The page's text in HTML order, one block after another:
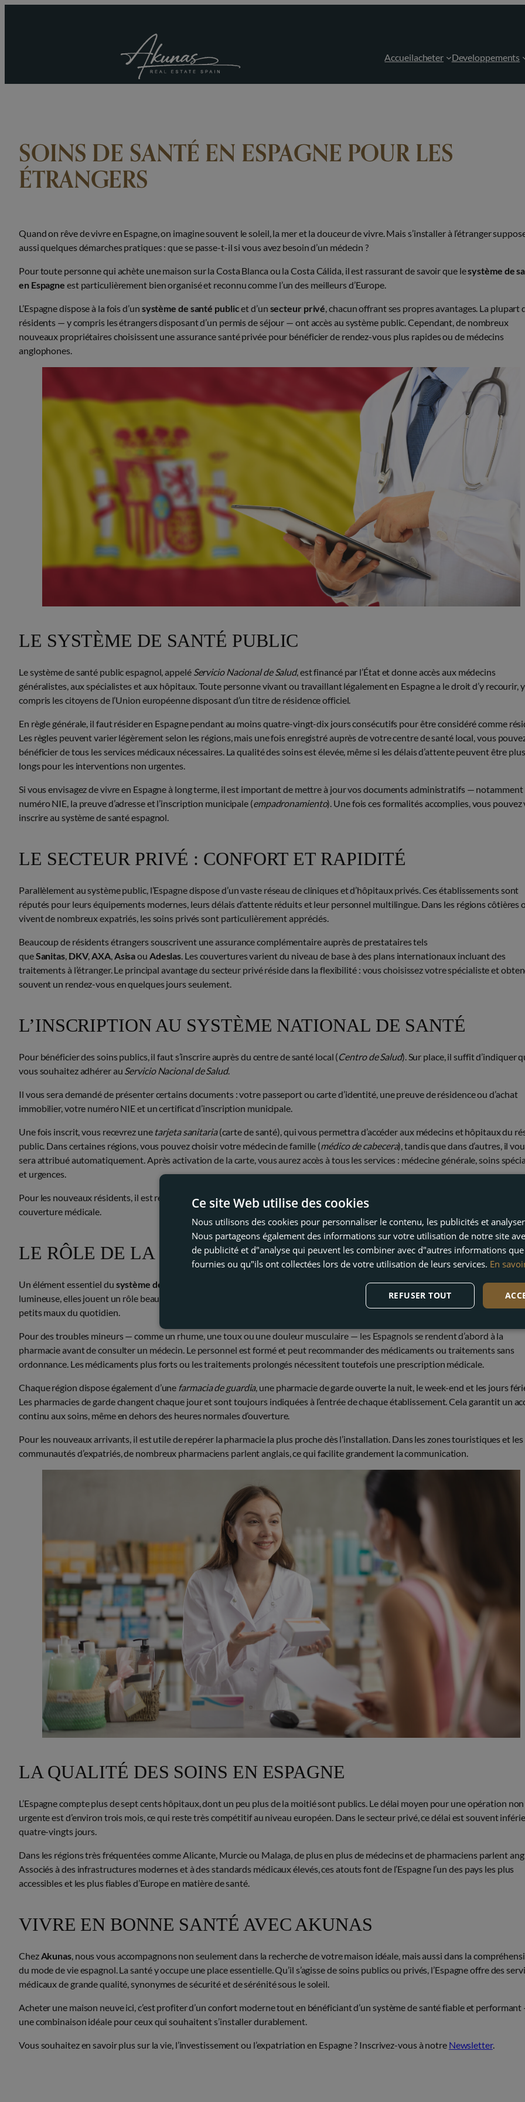
Accueilacheter Developpements
SOINS DE SANTÉ EN ESPAGNE POUR LES
ÉTRANGERS
Quand on rêve de vivre en Espagne, on imagine souvent le soleil, la mer et la douceur de vivre. Mais s’installer à l’étranger
aussi quelques démarches pratiques : que se passe-t-il si vous avez besoin d’un médecin ?
Pour toute personne qui achète une maison sur la Costa Blanca ou la Costa Cálida, il est rassurant de savoir que lesystème de
en Espagne est particulièrement bien organisé et reconnu comme l’un des meilleurs d’Europe.
L’Espagne dispose à la fois d’un système de santé publicet d’un secteur privé, chacun offrant ses propres avantages. La plupart
résidents — y compris les étrangers disposant d’un permis de séjour — ont accès au système public. Cependant, de nombreux
nouveaux propriétaires choisissent une assurance santé privée pour bénéficier de rendez-vous plus rapides ou de médecins
anglophones.
LE SYSTÈME DE SANTÉ PUBLIC
Le système de santé public espagnol, appelé Servicio Nacional de Salud, est financé par l’État et donne accès aux médecins
généralistes, aux spécialistes et aux hôpitaux. Toute personne vivant ou travaillant légalement en Espagne a le droit d’y recourir, y
compris les citoyens de l’Union européenne disposant d’un titre de résidence officiel.
En règle générale, il faut résider en Espagne pendant au moins quatre-vingt-dix jours consécutifs pour être considéré comme
Les règles peuvent varier légèrement selon les régions, mais une fois enregistré auprès de votre centre de santé local, vous
bénéficier de tous les services médicaux nécessaires. La qualité des soins est élevée, même si les délais d’attente peuvent être plus
longs pour les interventions non urgentes.
Si vous envisagez de vivre en Espagne à long terme, il est important de mettre à jour vos documents administratifs — notamment
numéro NIE, la preuve d’adresse et l’inscription municipale (empadronamiento). Une fois ces formalités accomplies, vous pouvez
inscrire au système de santé espagnol.
LE SECTEUR PRIVÉ : CONFORT ET RAPIDITÉ
Parallèlement au système public, l’Espagne dispose d’un vaste réseau de cliniques et d’hôpitaux privés. Ces établissements sont
réputés pour leurs équipements modernes, leurs délais d’attente réduits et leur personnel multilingue. Dans les régions côtières
vivent de nombreux expatriés, les soins privés sont particulièrement appréciés.
Beaucoup de résidents étrangers souscrivent une assurance complémentaire auprès de prestataires tels
queSanitas, DKV,AXA,Asisaou Adeslas. Les couvertures varient du niveau de base à des plans internationaux incluant des
traitements à l’étranger. Le principal avantage du secteur privé réside dans la flexibilité : vous choisissez votre spécialiste et
souvent un rendez-vous en quelques jours seulement.
L’INSCRIPTION AU SYSTÈME NATIONAL DE SANTÉ
Pour bénéficier des soins publics, il faut s’inscrire auprès du centre de santé local (Centro de Salud). Sur place, il suffit d’indiquer
vous souhaitez adhérer au Servicio Nacional de Salud.
Il vous sera demandé de présenter certains documents : votre passeport ou carte d’identité, une preuve de résidence ou d’achat
immobilier, votre numéro NIE et un certificat d’inscription municipale.
Une fois inscrit, vous recevrez une tarjeta sanitaria(carte de santé), qui vous permettra d’accéder aux médecins et hôpitaux du
public. Dans certaines régions, vous pouvez choisir votre médecin de famille (médico de cabecera), tandis que dans d’autres, il
sera attribué automatiquement. Après activation de la carte, vous aurez accès à tous les services : médecine générale, soins
et urgences.
Pour les nouveaux résidents, il est recommandé d’effectuer cette inscription dès l’arrivée afin de bénéficier rapidement de la
couverture médicale.
LE RÔLE DE LA PHARMACIE (FARMACIA) EN ESPAGNE
Un élément essentiel du système de santé en Espagne
. Faciles à reconnaître grâce à la croix verte
lumineuse, elles jouent un rôle beaucoup plus actif qu’ailleurs en Europe : le pharmacien est souvent le premier interlocuteur
petits maux du quotidien.
Pour des troubles mineurs — comme un rhume, une toux ou une douleur musculaire — les Espagnols se rendent d’abord à la
pharmacie avant de consulter un médecin. Le personnel est formé et peut recommander des médicaments ou traitements sans
ordonnance. Les médicaments plus forts ou les traitements prolongés nécessitent toutefois une prescription médicale.
Chaque région dispose également d’une farmacia de guardia, une pharmacie de garde ouverte la nuit, le week-end et les jours
Les pharmacies de garde changent chaque jour et sont toujours indiquées à l’entrée de chaque établissement. Cela garantit un
continu aux soins, même en dehors des heures normales d’ouverture.
Pour les nouveaux arrivants, il est utile de repérer la pharmacie la plus proche dès l’installation. Dans les zones touristiques et les
communautés d’expatriés, de nombreux pharmaciens parlent anglais, ce qui facilite grandement la communication.
LA QUALITÉ DES SOINS EN ESPAGNE
L’Espagne compte plus de sept cents hôpitaux, dont un peu plus de la moitié sont publics. Le délai moyen pour une opération non
urgente est d’environ trois mois, ce qui reste très compétitif au niveau européen. Dans le secteur privé, ce délai est souvent
quatre-vingts jours.
Dans les régions très fréquentées comme Alicante, Murcie ou Malaga, de plus en plus de médecins et de pharmaciens parlent
Associés à des infrastructures modernes et à des standards médicaux élevés, ces atouts font de l’Espagne l’un des pays les plus
accessibles et les plus fiables d’Europe en matière de santé.
VIVRE EN BONNE SANTÉ AVEC AKUNAS
ChezAkunas, nous vous accompagnons non seulement dans la recherche de votre maison idéale, mais aussi dans la
du mode de vie espagnol. La santé y occupe une place essentielle. Qu’il s’agisse de soins publics ou privés, l’Espagne offre des
médicaux de grande qualité, synonymes de sécurité et de sérénité sous le soleil.
Acheter une maison neuve ici, c’est profiter d’un confort moderne tout en bénéficiant d’un système de santé fiable et performant
une combinaison idéale pour ceux qui souhaitent s’installer durablement.
Vous souhaitez en savoir plus sur la vie, l’investissement ou l’expatriation en Espagne ? Inscrivez-vous à notre Newsletter.
Ce site Web utilise des cookies
Nous utilisons des cookies pour personnaliser le contenu, les publicités et
Nous partageons également des informations sur votre utilisation de notre site
de publicité et d"analyse qui peuvent les combiner avec d"autres informations
fournies ou qu"ils ont collectées lors de votre utilisation de leurs services. En
REFUSER TOUT